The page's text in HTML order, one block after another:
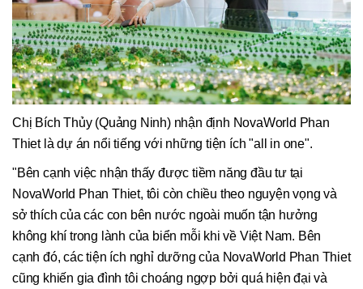
Chị Bích Thủy (Quảng Ninh) nhận định NovaWorld Phan
Thiet là dự án nổi tiếng với những tiện ích "all in one".
"Bên cạnh việc nhận thấy được tiềm năng đầu tư tại
NovaWorld Phan Thiet, tôi còn chiều theo nguyện vọng và
sở thích của các con bên nước ngoài muốn tận hưởng
không khí trong lành của biển mỗi khi về Việt Nam. Bên
cạnh đó, các tiện ích nghỉ dưỡng của NovaWorld Phan Thiet
cũng khiến gia đình tôi choáng ngợp bởi quá hiện đại và